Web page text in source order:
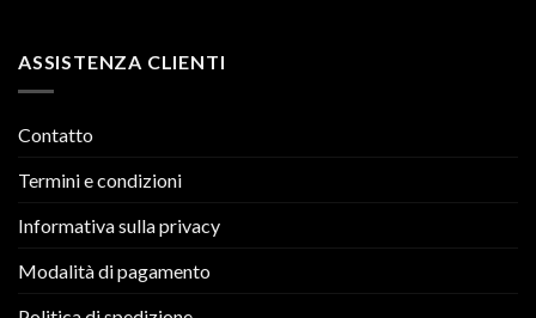
ASSISTENZA CLIENTI
Contatto
Termini e condizioni
Informativa sulla privacy
Modalità di pagamento